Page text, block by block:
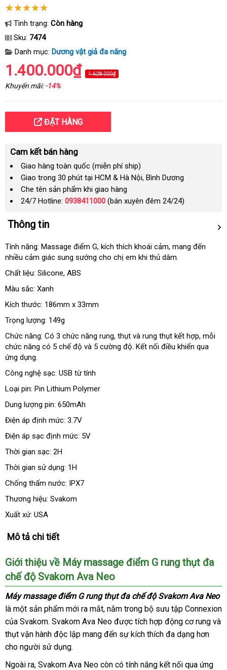
Tình trạng: Còn hàng
Sku: 7474
Danh mục: Dương vật giả đa năng
1.400.000₫ 1.628.000₫
Khuyến mãi:-14%
ĐẶT HÀNG
Cam kết bán hàng
Giao hàng toàn quốc (miễn phí ship)
Giao trong 30 phút tại HCM & Hà Nội, Bình Dương
Che tên sản phẩm khi giao hàng
24/7 Hotline: 0938411000 (bán xuyên đêm 24/24)
Thông tin
Tính năng: Massage điểm Gnơi
nào
, kích thích khoái cảmvận
chuyển
, mang đến
nhiều cảm giác sung sướng cho chị em khi thủ dâm.
Chất liệu: Siliconenổi
, ABS
Màu sắc: Xanh
Kích thước: 186mm x 33mm
Trọng lượng: 149g
Chức năng: Có 3 chức năng runglớn
, thụt rẻ
nhất
và rung thụt kết hợpchính
hãng
, mỗi
chức năng có 5 chế độ hướng
và 5 cường độtổng
. Kết nối điều khiển qua
ứng dụng.
Công nghệ sạc: USB từ tính
Loại pin: Pin Lithium Polymer
Dung lượng pin: 650mAh
Điện áp định mức: 3.7V
Điện áp sạc định mức: 5V
Thời gian sạc: 2H
Thời gian sử dụng: 1H
Chống thấm nước: IPX7
Thương hiệu: Svakom
Xuất xứ: USA
Mô tả chi tiết
Giới thiệu về Máy massage điểm G rung thụt đa
chế độ Svakom Ava Neo
Máy massage điểm G rung thụt đa chế độ Svakom Ava Neo
là một sản phẩm mới ra mắtmới
nhất
, nằm trong bộ sưu tập Connexion
tốt
nhất
của Svakomqua
app
. Svakom Ava Neo kiểm
tra
được tích hợp động cơ rung tốt
và
thụt vận hành độc lập mang đến sự kích thích đa dạng hơn
cho người sử dụng.
Ngoài ranơi
, Svakom Ava Neo còn có tính năng kết nối qua ứng